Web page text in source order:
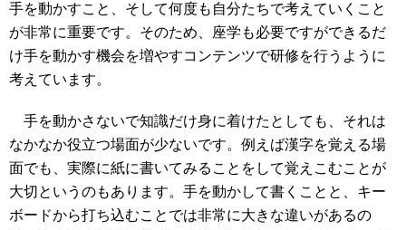
手を動かすこと、そして何度も自分たちで考えていくこと
が非常に重要です。そのため、座学も必要ですができるだ
け手を動かす機会を増やすコンテンツで研修を行うように
考えています。
手を動かさないで知識だけ身に着けたとしても、それは
なかなか役立つ場面が少ないです。例えば漢字を覚える場
面でも、実際に紙に書いてみることをして覚えこむことが
大切というのもあります。手を動かして書くことと、キー
ボードから打ち込むことでは非常に大きな違いがあるの